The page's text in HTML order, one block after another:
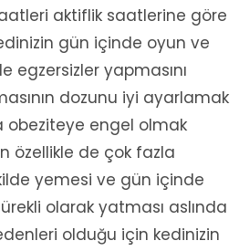
aktiflik saatlerine göre
gün içinde oyun ve
egzersizler yapmasını
dozunu iyi ayarlamak
obeziteye engel olmak
özellikle de çok fazla
yemesi ve gün içinde
olarak yatması aslında
olduğu için kedinizin